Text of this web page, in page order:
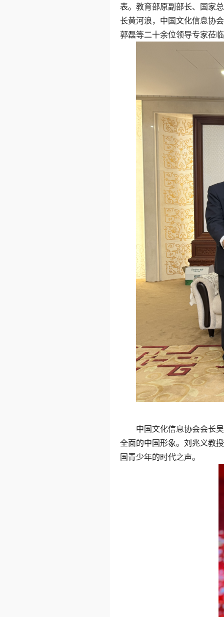
表。教育部原副部长、国家
长黄河浪，中国文化信息协
郭磊等二十余位领导专家莅
中国文化信息协会会长
全面的中国形象。刘兆义教
国青少年的时代之声。